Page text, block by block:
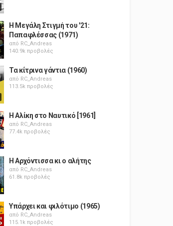
Η Μεγάλη Στιγμή του '21:
Παπαφλέσσας (1971)
από RC_Andreas
140.9k προβολές
Τα κίτρινα γάντια (1960)
από RC_Andreas
113.5k προβολές
Η Αλίκη στο Ναυτικό [1961]
από RC_Andreas
77.4k προβολές
Η Αρχόντισσα κι ο αλήτης
από RC_Andreas
61.8k προβολές
Υπάρχει και φιλότιμο (1965)
από RC_Andreas
115.1k προβολές